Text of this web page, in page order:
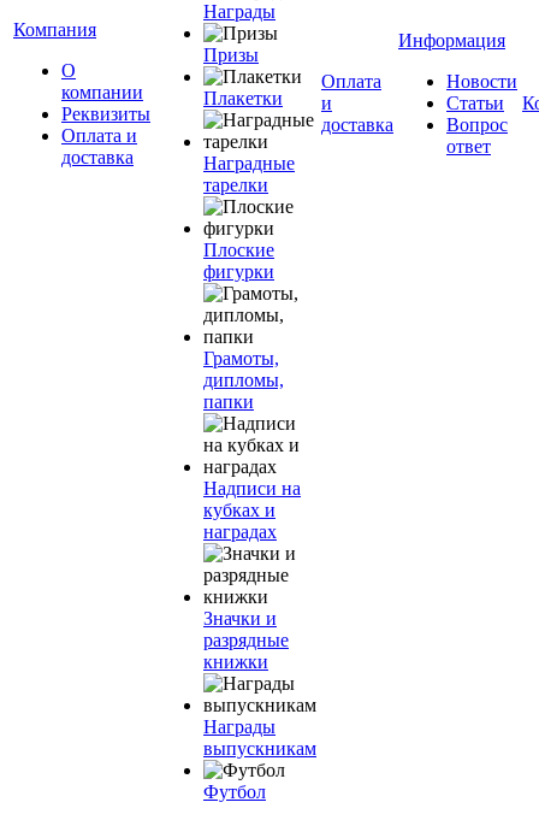
Компания
О
компании
Реквизиты
Оплата и
доставка
Награды
Призы
Плакетки
Наградные
тарелки
Плоские
фигурки
Грамоты,
дипломы,
папки
Надписи на
кубках и
наградах
Значки и
разрядные
книжки
Награды
выпускникам
Футбол
Оплата
и
доставка
Информация
Новости
Статьи
Вопрос
ответ